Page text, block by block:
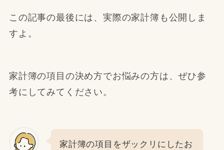
この記事の最後には、実際の家計簿も公開しま
すよ。
家計簿の項目の決め方でお悩みの方は、ぜひ参
考にしてみてください。
家計簿の項目をザックリにしたお